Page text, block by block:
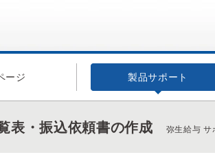
ージ 製品サポート
表・振込依頼書の作成 弥生給与 サ